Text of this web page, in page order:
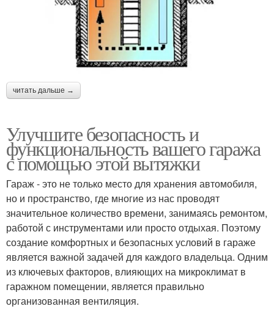
читать дальше →
Улучшите безопасность и
функциональность вашего гаража
с помощью этой вытяжки
Гараж - это не только место для хранения автомобиля,
но и пространство, где многие из нас проводят
значительное количество времени, занимаясь ремонтом,
работой с инструментами или просто отдыхая. Поэтому
создание комфортных и безопасных условий в гараже
является важной задачей для каждого владельца. Одним
из ключевых факторов, влияющих на микроклимат в
гаражном помещении, является правильно
организованная вентиляция.